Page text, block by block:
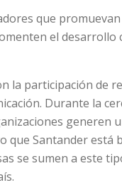
que promuevan
el desarrollo
la participación de
Durante la
generen
que Santander está
se sumen a este